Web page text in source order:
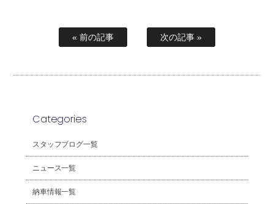
« 前の記事 次の記事 »
Categories
スタッフブログ一覧
ニュース一覧
納車情報一覧